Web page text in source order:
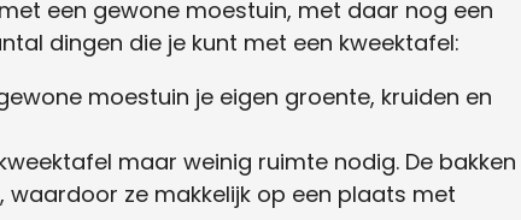
een gewone moestuin, met daar nog een
dingen die je kunt met een kweektafel:
moestuin je eigen groente, kruiden en
maar weinig ruimte nodig. De bakken
ze makkelijk op een plaats met